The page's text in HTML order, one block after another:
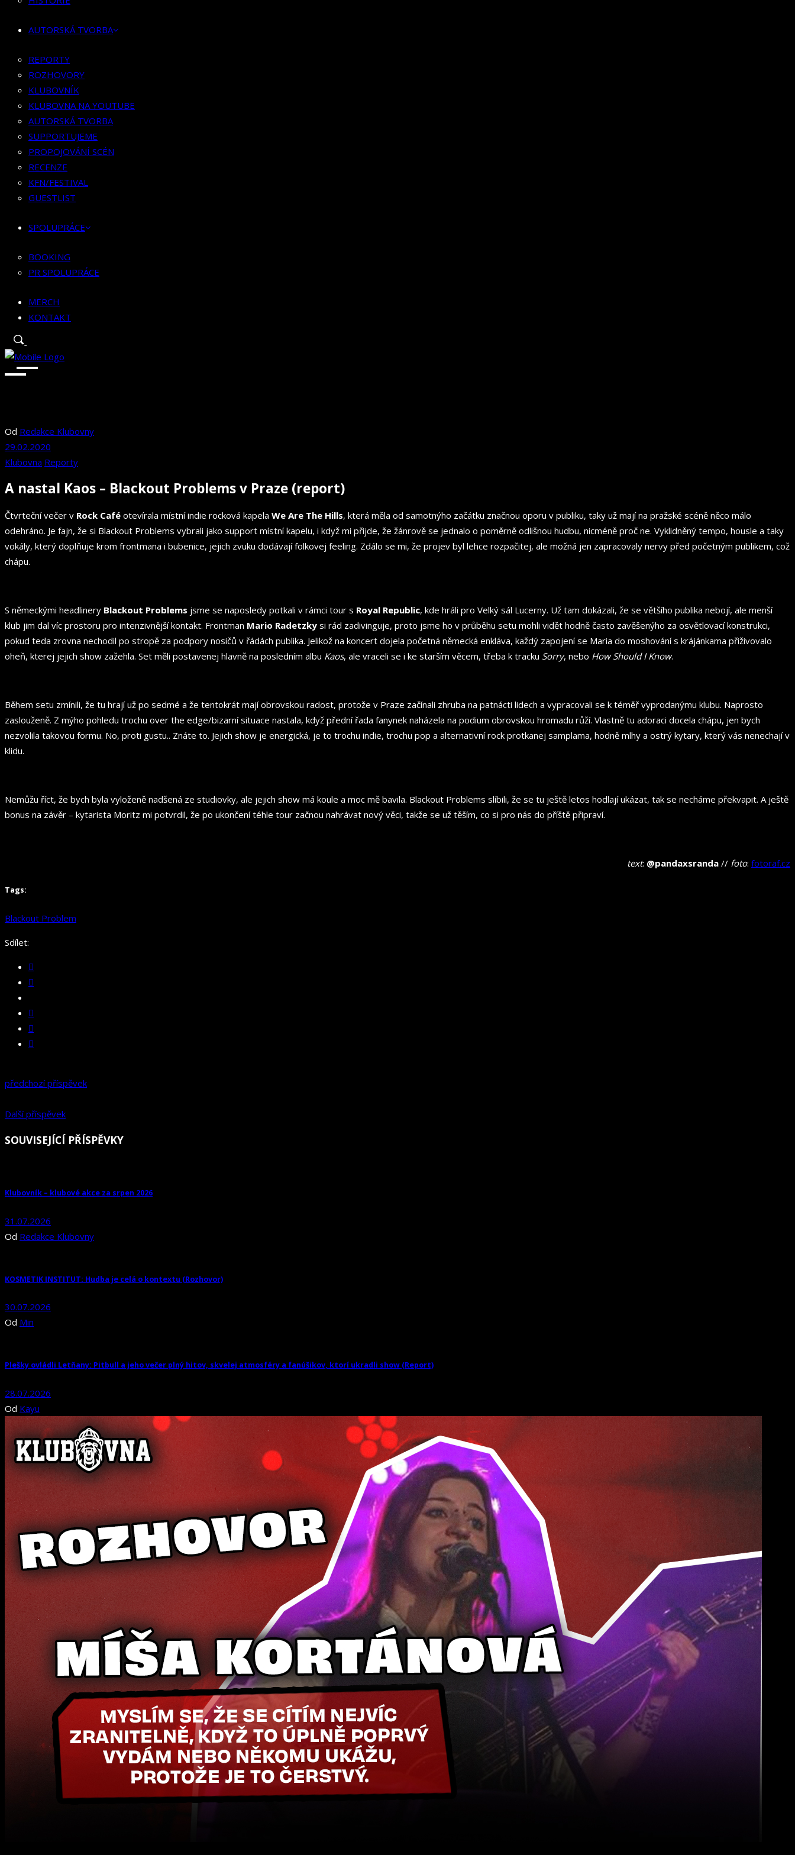
KLUBOVNA NA YOUTUBE
SUPPORTUJEME
PROPOJOVÁNÍ SCÉN
RECENZE
KFN/FESTIVAL
GUESTLIST
SPOLUPRÁCE
BOOKING
PR SPOLUPRÁCE
MERCH
AUTORSKÁ TVORBA
REPORTY
ROZHOVORY
KLUBOVNÍK
KLUBOVNA NA YOUTUBE
AUTORSKÁ TVORBA
SUPPORTUJEME
PROPOJOVÁNÍ SCÉN
RECENZE
KFN/FESTIVAL
GUESTLIST
SPOLUPRÁCE
BOOKING
PR SPOLUPRÁCE
MERCH
KONTAKT
Od Redakce Klubovny
29.02.2020
Klubovna Reporty
A nastal Kaos – Blackout Problems v Praze (report)
Čtvrteční večer v Rock Café otevírala místní indie rocková kapela We Are The Hills, která měla od samotnýho začátku značnou oporu v publiku, taky už mají na pražské scéně něco málo
odehráno. Je fajn, že si Blackout Problems vybrali jako support místní kapelu, i když mi přijde, že žánrově se jednalo o poměrně odlišnou hudbu, nicméně proč ne. Vyklidněný tempo, housle a taky
vokály, který doplňuje krom frontmana i bubenice, jejich zvuku dodávají folkovej feeling. Zdálo se mi, že projev byl lehce rozpačitej, ale možná jen zapracovaly nervy před početným publikem, což
chápu.
S německými headlinery Blackout Problems jsme se naposledy potkali v rámci tour s Royal Republic, kde hráli pro Velký sál Lucerny. Už tam dokázali, že se většího publika nebojí, ale menší
klub jim dal víc prostoru pro intenzivnější kontakt. Frontman Mario Radetzky si rád zadivinguje, proto jsme ho v průběhu setu mohli vidět hodně často zavěšenýho za osvětlovací konstrukci,
pokud teda zrovna nechodil po stropě za podpory nosičů v řádách publika. Jelikož na koncert dojela početná německá enkláva, každý zapojení se Maria do moshování s krájánkama přiživovalo
oheň, kterej jejich show zažehla. Set měli postavenej hlavně na posledním albu Kaos, ale vraceli se i ke starším věcem, třeba k tracku Sorry, nebo How Should I Know.
Během setu zmínili, že tu hrají už po sedmé a že tentokrát mají obrovskou radost, protože v Praze začínali zhruba na patnácti lidech a vypracovali se k téměř vyprodanýmu klubu. Naprosto
zaslouženě. Z mýho pohledu trochu over the edge/bizarní situace nastala, když přední řada fanynek naházela na podium obrovskou hromadu růží. Vlastně tu adoraci docela chápu, jen bych
nezvolila takovou formu. No, proti gustu.. Znáte to. Jejich show je energická, je to trochu indie, trochu pop a alternativní rock protkanej samplama, hodně mlhy a ostrý kytary, který vás nenechají v
klidu.
Nemůžu říct, že bych byla vyloženě nadšená ze studiovky, ale jejich show má koule a moc mě bavila. Blackout Problems slíbili, že se tu ještě letos hodlají ukázat, tak se necháme překvapit. A ještě
bonus na závěr – kytarista Moritz mi potvrdil, že po ukončení téhle tour začnou nahrávat nový věci, takže se už těším, co si pro nás do příště připraví.
text: @pandaxsranda // foto: fotoraf.cz
Tags:
Blackout Problem
Sdílet:
předchozí příspěvek
Další příspěvek
SOUVISEJÍCÍ PŘÍSPĚVKY
Klubovník – klubové akce za srpen 2026
31.07.2026
Od Redakce Klubovny
KOSMETIK INSTITUT: Hudba je celá o kontextu (Rozhovor)
30.07.2026
Od Min
Plešky ovládli Letňany: Pitbull a jeho večer plný hitov, skvelej atmosféry a fanúšikov, ktorí ukradli show (Report)
28.07.2026
Od Kayu